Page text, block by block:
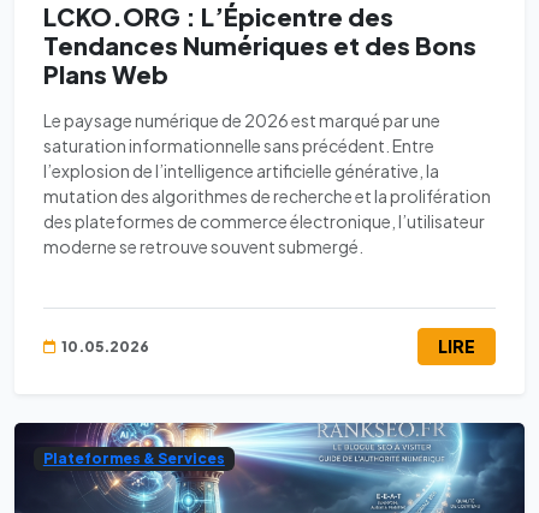
LCKO.ORG : L’Épicentre des
Tendances Numériques et des Bons
Plans Web
Le paysage numérique de 2026 est marqué par une
saturation informationnelle sans précédent. Entre
l’explosion de l’intelligence artificielle générative, la
mutation des algorithmes de recherche et la prolifération
des plateformes de commerce électronique, l’utilisateur
moderne se retrouve souvent submergé.
10.05.2026 LIRE
Plateformes & Services